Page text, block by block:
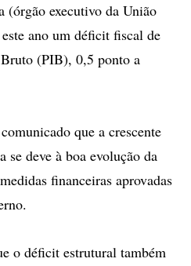
(órgão executivo da União
ano um déficit fiscal de
(PIB), 0,5 ponto a
que a crescente
se deve à boa evolução da
financeiras aprovadas
o déficit estrutural também